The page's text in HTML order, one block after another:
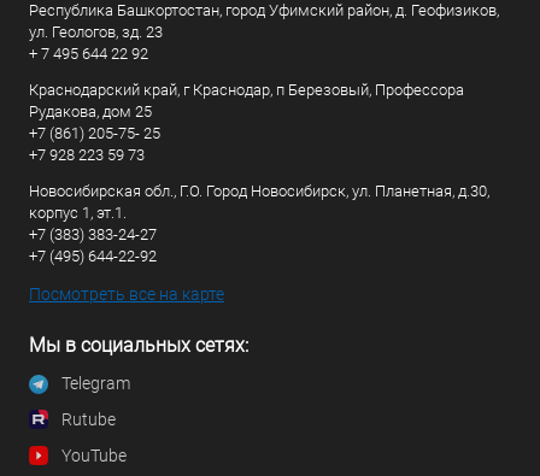
Республика Башкортостан, город Уфимский район, д. Геофизиков,
ул. Геологов, зд. 23
+ 7 495 644 22 92
Краснодарский край, г Краснодар, п Березовый, Профессора
Рудакова, дом 25
+7 (861) 205-75- 25
+7 928 223 59 73
Новосибирская обл., Г.О. Город Новосибирск, ул. Планетная, д.30,
корпус 1, эт.1.
+7 (383) 383-24-27
+7 (495) 644-22-92
Посмотреть все на карте
Мы в социальных сетях:
Telegram
Rutube
YouTube